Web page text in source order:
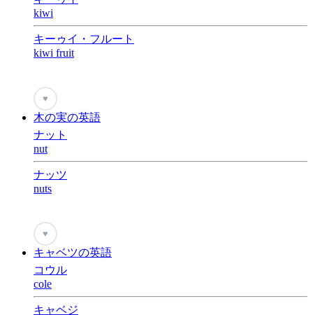
kiwi
キーゥイ・フルート
kiwi fruit
♥
木の実の英語
ナット
nut
ナッツ
nuts
♥
キャベツの英語
コウル
cole
キャベジ